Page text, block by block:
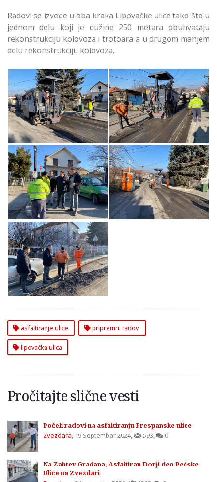
Radovi se izvode u oba kraka Lipovačke ulice tako što u
jednom delu koji je dužine 250 metara obuhvataju
rekonstrukciju kolovoza i trotoara a u drugom manjem
delu rekonstrukciju kolovoza.
U toku pripremni
radovi na asfaltiranju
Lipovačke ulice u VML
U toku pripremni
radovi na asfaltiranju
Lipovačke ulice u VML
Zvezdara
U toku pripremni
radovi na asfaltiranju
Lipovačke ulice u VML
Opština Zvezdara
U toku pripremni
radovi na asfaltiranju
Lipovačke ulice u VML
Na Zvezdari
U toku pripremni
radovi na asfaltiranju
Lipovačke ulice u VML
Beograd
asfaltiranje ulice pripremni radovi
lipovačka ulica
Pročitajte slične vesti
Počeli radovi na asfaltiranju Prespanske ulice
Zvezdara, 19 Septembar 2024, 593, 0
Na Zahtev Građana, Asfaltiran Donji deo Pećske
Ulice na Zvezdari